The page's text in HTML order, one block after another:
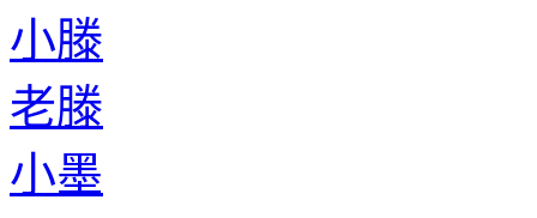
小滕
老滕
小墨